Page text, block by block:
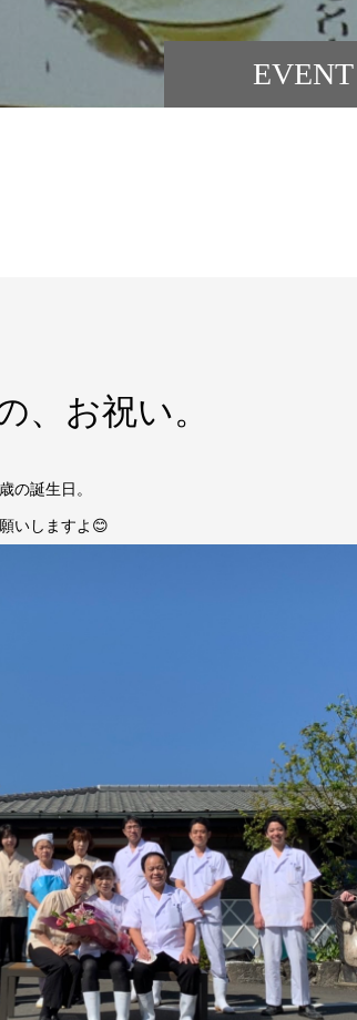
EVENT
、お祝い。
の誕生日。
いしますよ😊